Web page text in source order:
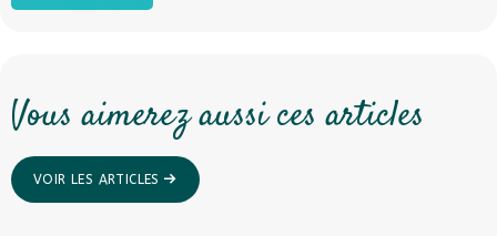
Vous aimerez aussi ces articles
VOIR LES ARTICLES